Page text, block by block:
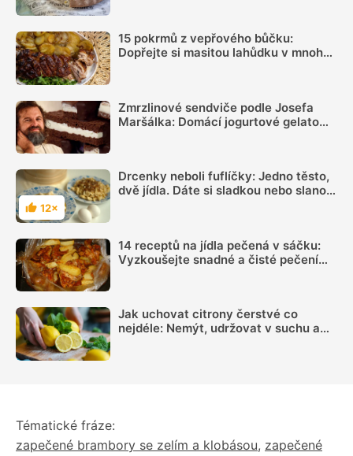
15 pokrmů z vepřového bůčku:
Dopřejte si masitou lahůdku v mnoha
Zmrzlinové sendviče podle Josefa
Maršálka: Domácí jogurtové gelato
Hodnocení
12×
Drcenky neboli fuflíčky: Jedno těsto,
dvě jídla. Dáte si sladkou nebo slanou
14 receptů na jídla pečená v sáčku:
Vyzkoušejte snadné a čisté pečení
Jak uchovat citrony čerstvé co
nejdéle: Nemýt, udržovat v suchu a
Tématické fráze:
zapečené brambory se zelím a klobásou, zapečené